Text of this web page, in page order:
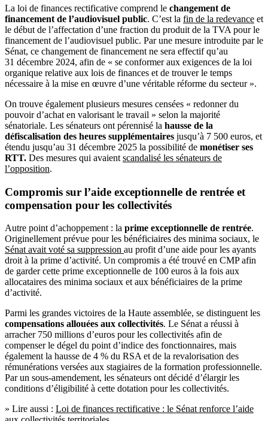
La loi de finances rectificative comprend le changement de
financement de l’audiovisuel public. C’est la fin de la redevance et
le début de l’affectation d’une fraction du produit de la TVA pour le
financement de l’audiovisuel public. Par une mesure introduite par le
Sénat, ce changement de financement ne sera effectif qu’au
31 décembre 2024, afin de « se conformer aux exigences de la loi
organique relative aux lois de finances et de trouver le temps
nécessaire à la mise en œuvre d’une véritable réforme du secteur ».
On trouve également plusieurs mesures censées « redonner du
pouvoir d’achat en valorisant le travail » selon la majorité
sénatoriale. Les sénateurs ont pérennisé la hausse de la
défiscalisation des heures supplémentaires jusqu’à 7 500 euros, et
étendu jusqu’au 31 décembre 2025 la possibilité de monétiser ses
RTT. Des mesures qui avaient scandalisé les sénateurs de
l’opposition.
Compromis sur l’aide exceptionnelle de rentrée et
compensation pour les collectivités
Autre point d’achoppement : la prime exceptionnelle de rentrée.
Originellement prévue pour les bénéficiaires des minima sociaux, le
Sénat avait voté sa suppression au profit d’une aide pour les ayants
droit à la prime d’activité. Un compromis a été trouvé en CMP afin
de garder cette prime exceptionnelle de 100 euros à la fois aux
allocataires des minima sociaux et aux bénéficiaires de la prime
d’activité.
Parmi les grandes victoires de la Haute assemblée, se distinguent les
compensations allouées aux collectivités. Le Sénat a réussi à
arracher 750 millions d’euros pour les collectivités afin de
compenser le dégel du point d’indice des fonctionnaires, mais
également la hausse de 4 % du RSA et de la revalorisation des
rémunérations versées aux stagiaires de la formation professionnelle.
Par un sous-amendement, les sénateurs ont décidé d’élargir les
conditions d’éligibilité à cette dotation pour les collectivités.
» Lire aussi : Loi de finances rectificative : le Sénat renforce l’aide